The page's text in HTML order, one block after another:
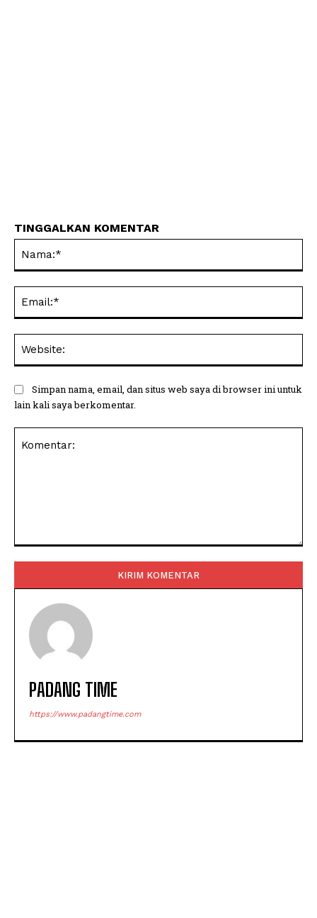
TINGGALKAN KOMENTAR
Simpan nama, email, dan situs web saya di browser ini untuk
lain kali saya berkomentar.
PADANG TIME
https://www.padangtime.com